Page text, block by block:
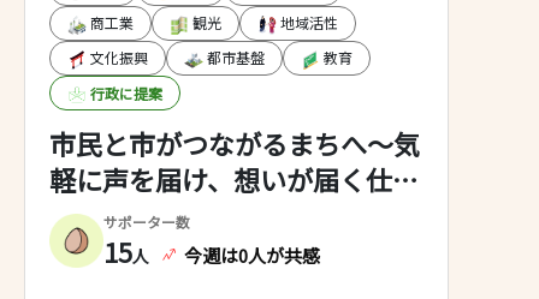
商工業
観光
地域活性
文化振興
都市基盤
教育
行政に提案
市民と市がつながるまちへ～気
軽に声を届け、想いが届く仕組
みづくり～
サポーター数
15人 今週は0人が共感